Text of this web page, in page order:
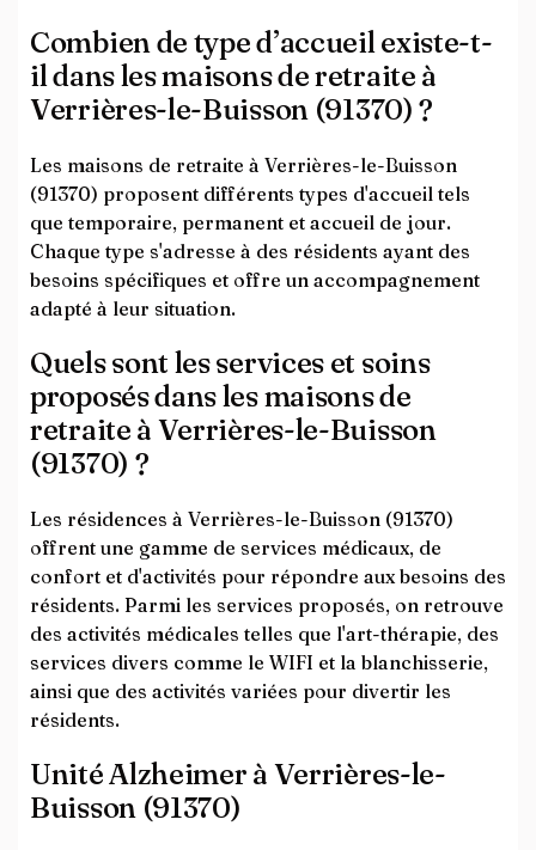
Combien de type d’accueil existe-t-
il dans les maisons de retraite à
Verrières-le-Buisson (91370) ?
Les maisons de retraite à Verrières-le-Buisson
(91370) proposent différents types d'accueil tels
que temporaire, permanent et accueil de jour.
Chaque type s'adresse à des résidents ayant des
besoins spécifiques et offre un accompagnement
adapté à leur situation.
Quels sont les services et soins
proposés dans les maisons de
retraite à Verrières-le-Buisson
(91370) ?
Les résidences à Verrières-le-Buisson (91370)
offrent une gamme de services médicaux, de
confort et d'activités pour répondre aux besoins des
résidents. Parmi les services proposés, on retrouve
des activités médicales telles que l'art-thérapie, des
services divers comme le WIFI et la blanchisserie,
ainsi que des activités variées pour divertir les
résidents.
Unité Alzheimer à Verrières-le-
Buisson (91370)